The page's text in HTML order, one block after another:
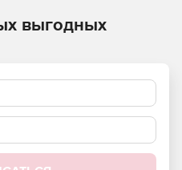
антивирус,
и интернет-трафика.
упреждающего
выявляет
и эксплойты
выгодных